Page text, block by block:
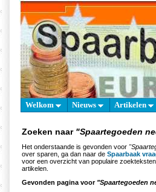
Welkom Nieuws Artikelen
Zoeken naar "Spaartegoeden
Het onderstaande is gevonden voor
over sparen, ga dan naar de Spaarbaak
voor een overzicht van populaire
artikelen.
Gevonden pagina voor "Spaartegoeden